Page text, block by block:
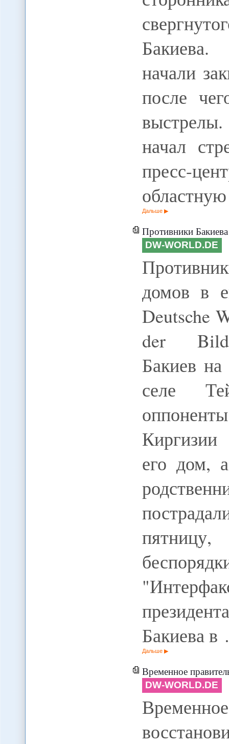
начали
после
начал
пресс-
Дальше
Противники Бакиева
DW-WORLD.DE
домов в
Deutsche
der
Бакиев
селе
Киргизии
его дом,
Бакиева
Дальше
Временное правительство
DW-WORLD.DE